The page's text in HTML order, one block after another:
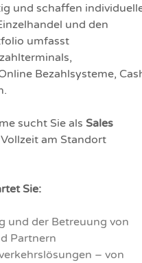
und schaffen
und den
umfasst
Bezahlsysteme,
sucht Sie als Sales
am Standort
Sie:
und der Betreuung von
Partnern
– von